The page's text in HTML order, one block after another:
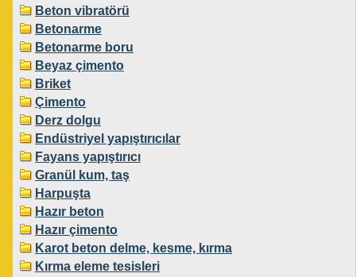
Beton vibratörü
Betonarme
Betonarme boru
Beyaz çimento
Briket
Çimento
Derz dolgu
Endüstriyel yapıştırıcılar
Fayans yapıştırıcı
Granül kum, taş
Harpuşta
Hazır beton
Hazır çimento
Karot beton delme, kesme, kırma
Kırma eleme tesisleri